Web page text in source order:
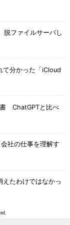
脱ファイルサーバし
分かった「iCloud
書 ChatGPTと比べ
社の仕事を理解す
たわけではなかっ